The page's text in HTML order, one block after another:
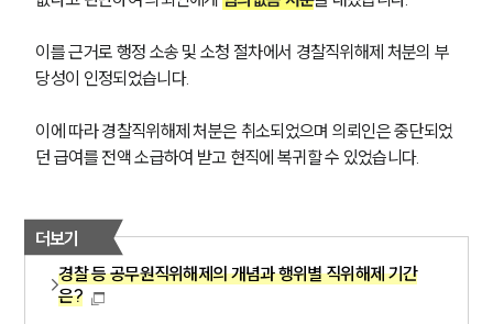
그룹소개
고객의 소리
이를 근거로 행정 소송 및 소청 절차에서 경찰직위해제 처분의 부
당성이 인정되었습니다.
이에 따라 경찰직위해제 처분은 취소되었으며 의뢰인은 중단되었
던 급여를 전액 소급하여 받고 현직에 복귀할 수 있었습니다.
더보기
경찰 등 공무원직위해제의 개념과 행위별 직위해제 기간
은?